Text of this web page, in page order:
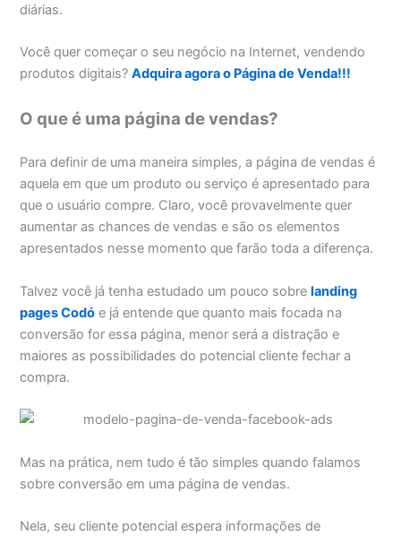
diárias.
Você quer começar o seu negócio na Internet, vendendo
produtos digitais?Adquira agora o Página de Venda!!!
O que é uma página de vendas?
Para definir de uma maneira simples, a página de vendas é
aquela em que um produto ou serviço é apresentado para
que o usuário compre. Claro, você provavelmente quer
aumentar as chances de vendas e são os elementos
apresentados nesse momento que farão toda a diferença.
Talvez você já tenha estudado um pouco sobrelanding
pages Codó e já entende que quanto mais focada na
conversão for essa página, menor será a distração e
maiores as possibilidades do potencial cliente fechar a
compra.
Mas na prática, nem tudo é tão simples quando falamos
sobre conversão em uma página de vendas.
Nela, seu cliente potencial espera informações de